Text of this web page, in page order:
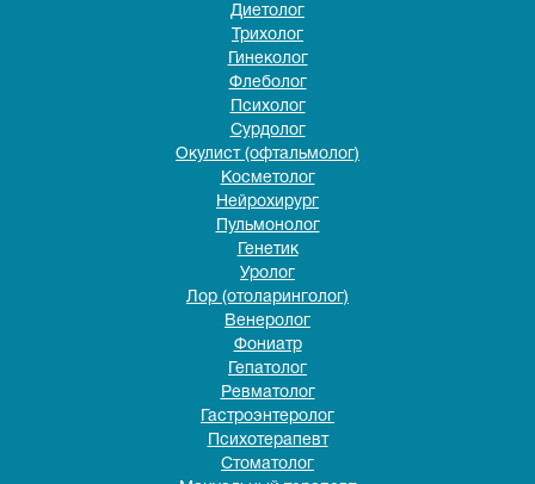
Диетолог
Трихолог
Гинеколог
Флеболог
Психолог
Сурдолог
Окулист (офтальмолог)
Косметолог
Нейрохирург
Пульмонолог
Генетик
Уролог
Лор (отоларинголог)
Венеролог
Фониатр
Гепатолог
Ревматолог
Гастроэнтеролог
Психотерапевт
Стоматолог